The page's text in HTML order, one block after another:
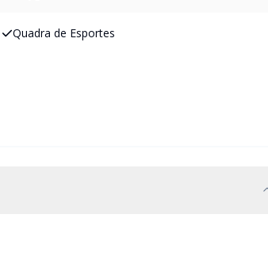
Quadra de Esportes